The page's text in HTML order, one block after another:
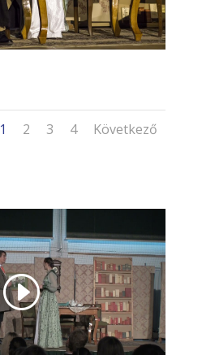
1 2 3 4 Következő